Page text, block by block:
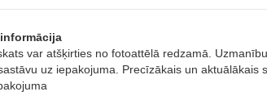
var atšķirties no fotoattēlā redzamā.
uz iepakojuma. Precīzākais un aktuālākais